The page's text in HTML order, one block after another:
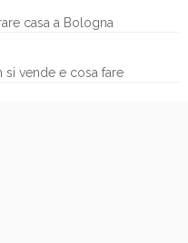
casa a Bologna
si vende e cosa fare